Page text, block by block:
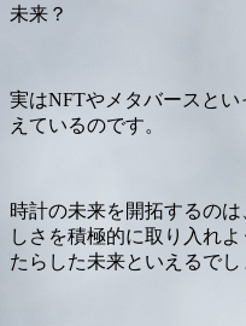
未来？
実はNFTやメタバースと
えているのです。
時計の未来を開拓するの
しさを積極的に取り入れ
たらした未来といえるでし